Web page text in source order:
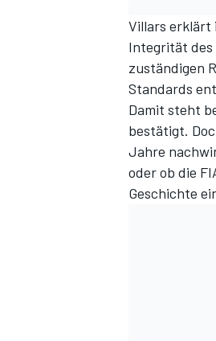
Villars erklärt
Integrität des
zuständigen
Standards
Damit steht
bestätigt.
Jahre
oder ob die
Geschichte